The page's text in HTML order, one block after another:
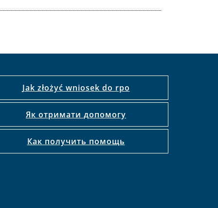
Jak złożyć wniosek do rpo
Як отримати допомогу
Как получить помощь